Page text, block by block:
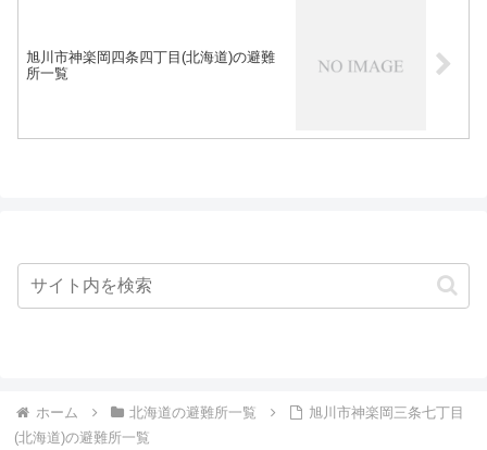
旭川市神楽岡四条四丁目(北海道)の避難
所一覧
ホーム 北海道の避難所一覧
旭川市神楽岡三条七丁目
(北海道)の避難所一覧